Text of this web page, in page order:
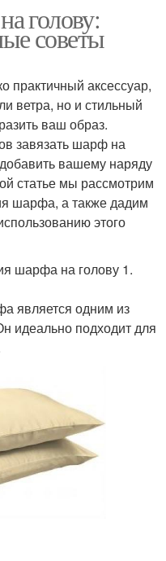
голову:
советы
практичный аксессуар,
ветра, но и стильный
ваш образ.
завязать шарф на
вашему наряду
статье мы рассмотрим
шарфа, а также дадим
этого
шарфа на голову 1.
является одним из
идеально подходит для